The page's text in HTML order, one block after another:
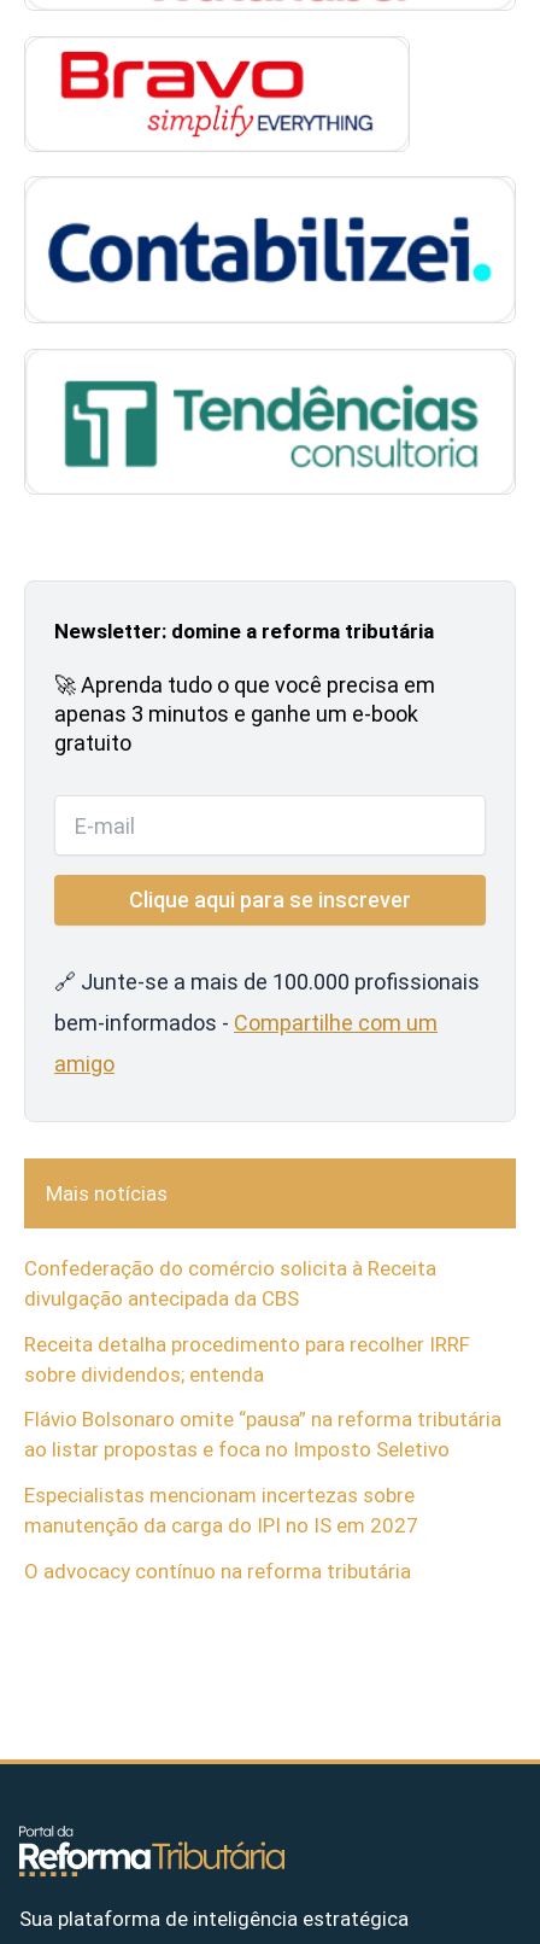
Newsletter: domine a reforma tributária
🚀 Aprenda tudo o que você precisa em
apenas 3 minutos e ganhe um e-book
gratuito
🔗 Junte-se a mais de 100.000 profissionais
bem-informados - Compartilhe com um
amigo
Mais notícias
Confederação do comércio solicita à Receita
divulgação antecipada da CBS
Receita detalha procedimento para recolher IRRF
sobre dividendos; entenda
Flávio Bolsonaro omite “pausa” na reforma tributária
ao listar propostas e foca no Imposto Seletivo
Especialistas mencionam incertezas sobre
manutenção da carga do IPI no IS em 2027
O advocacy contínuo na reforma tributária
Sua plataforma de inteligência estratégica